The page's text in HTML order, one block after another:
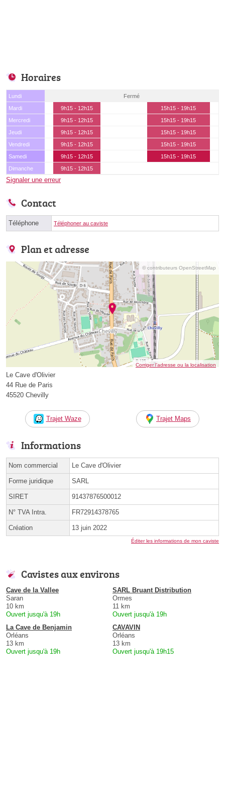
Horaires
Lundi
Fermé
Mardi
9h15 - 12h15
15h15 - 19h15
Mercredi
9h15 - 12h15
15h15 - 19h15
Jeudi
9h15 - 12h15
15h15 - 19h15
Vendredi
9h15 - 12h15
15h15 - 19h15
Samedi
9h15 - 12h15
15h15 - 19h15
Dimanche
9h15 - 12h15
Signaler une erreur
Contact
Téléphone Téléphoner au caviste
Plan et adresse
© contributeurs OpenStreetMap
Corriger l’adresse ou la localisation
Le Cave d'Olivier
44 Rue de Paris
45520 Chevilly
Trajet Waze Trajet Maps
Informations
Nom commercial Le Cave d'Olivier
Forme juridique SARL
SIRET 91437876500012
N° TVA Intra. FR72914378765
Création 13 juin 2022
Éditer les informations de mon caviste
Cavistes aux environs
Cave de la Vallee
Saran
10 km
Ouvert jusqu'à 19h
SARL Bruant Distribution
Ormes
11 km
Ouvert jusqu'à 19h
La Cave de Benjamin
Orléans
13 km
Ouvert jusqu'à 19h
CAVAVIN
Orléans
13 km
Ouvert jusqu'à 19h15